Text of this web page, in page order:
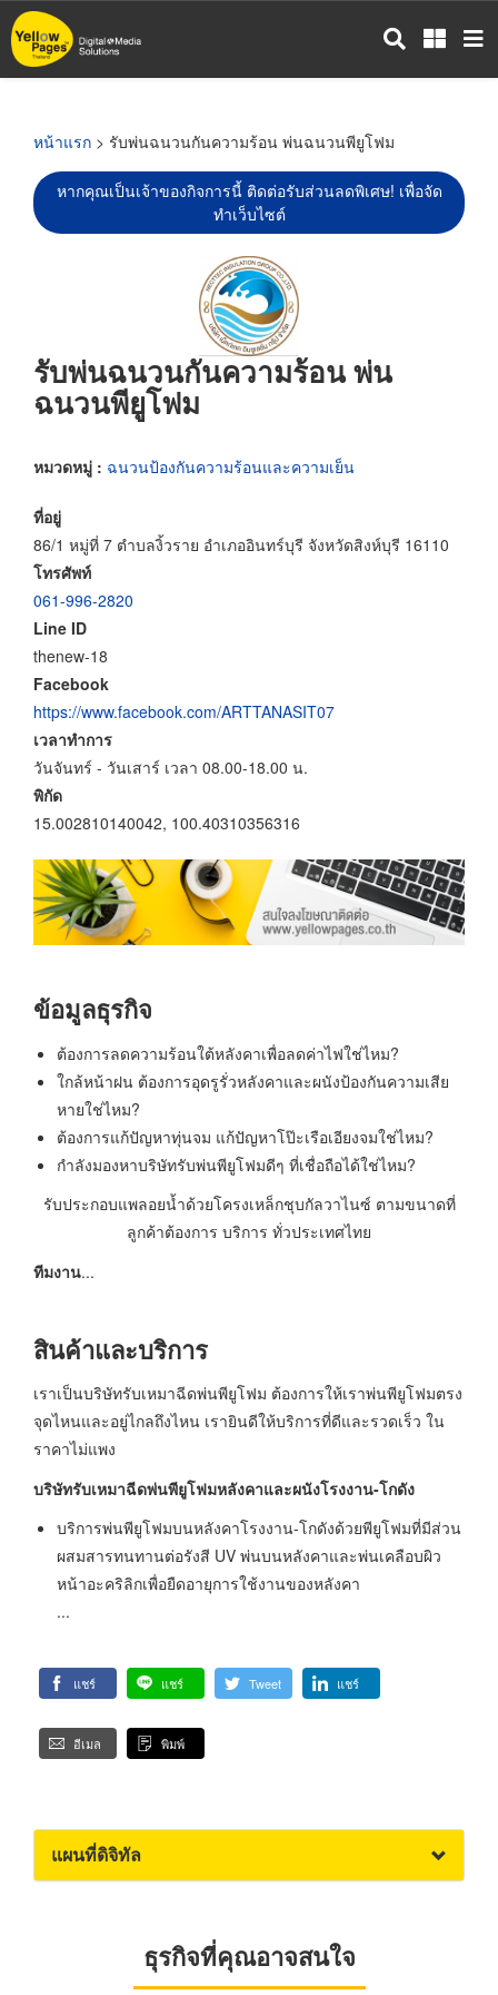
ข้าม
ไป
หน้าแรก > รับพ่นฉนวนกันความร้อน พ่นฉนวนพียูโฟม
หากคุณเป็นเจ้าของกิจการนี้ ติดต่อรับส่วนลดพิเศษ! เพื่อจัด
ทำเว็บไซต์
รับพ่นฉนวนกันความร้อน พ่น
ฉนวนพียูโฟม
หมวดหมู่ : ฉนวนป้องกันความร้อนและความเย็น
ที่อยู่
86/1 หมู่ที่ 7 ตำบลงิ้วราย อำเภออินทร์บุรี จังหวัดสิงห์บุรี 16110
โทรศัพท์
061-996-2820
Line ID
thenew-18
Facebook
https://www.facebook.com/ARTTANASIT07
เวลาทำการ
วันจันทร์ - วันเสาร์ เวลา 08.00-18.00 น.
พิกัด
15.002810140042, 100.40310356316
ข้อมูลธุรกิจ
ต้องการลดความร้อนใต้หลังคาเพื่อลดค่าไฟใช่ไหม?
ใกล้หน้าฝน ต้องการอุดรูรั่วหลังคาและผนังป้องกันความเสีย
หายใช่ไหม?
ต้องการแก้ปัญหาทุ่นจม แก้ปัญหาโป๊ะเรือเอียงจมใช่ไหม?
กำลังมองหาบริษัทรับพ่นพียูโฟมดีๆ ที่เชื่อถือได้ใช่ไหม?
รับประกอบแพลอยน้ำด้วยโครงเหล็กชุบกัลวาไนซ์ ตามขนาดที่
ลูกค้าต้องการ บริการ ทั่วประเทศไทย
ทีมงาน...
สินค้าและบริการ
เราเป็นบริษัทรับเหมาฉีดพ่นพียูโฟม ต้องการให้เราพ่นพียูโฟมตรง
จุดไหนและอยู่ไกลถึงไหน เรายินดีให้บริการที่ดีและรวดเร็ว ใน
ราคาไม่แพง
บริษัทรับเหมาฉีดพ่นพียูโฟมหลังคาและผนังโรงงาน-โกดัง
บริการพ่นพียูโฟมบนหลังคาโรงงาน-โกดังด้วยพียูโฟมที่มีส่วน
ผสมสารทนทานต่อรังสี UV พ่นบนหลังคาและพ่นเคลือบผิว
หน้าอะคริลิกเพื่อยืดอายุการใช้งานของหลังคา
...
แชร์ แชร์ Tweet แชร์
อีเมล พิมพ์
แผนที่ดิจิทัล
ธุรกิจที่คุณอาจสนใจ